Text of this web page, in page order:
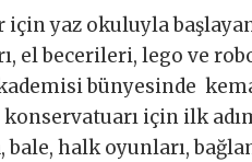
için yaz okuluyla
el becerileri, lego ve
bünyesinde
için ilk
bale, halk oyunları,